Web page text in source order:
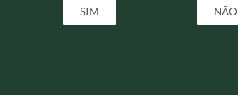
SIM NÃO